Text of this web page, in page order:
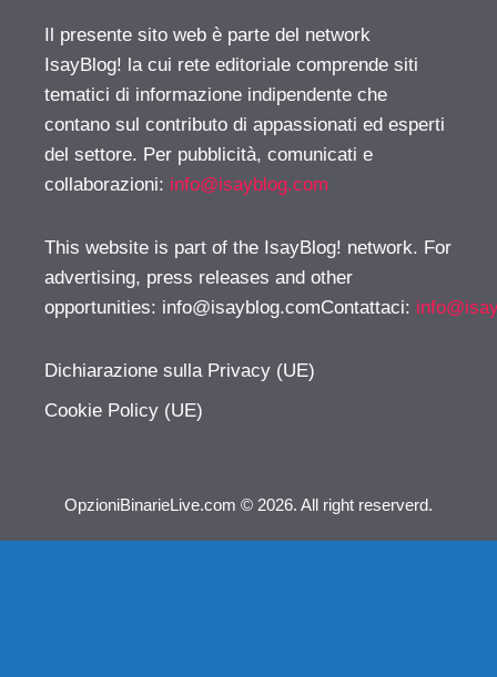
Il presente sito web è parte del network
IsayBlog! la cui rete editoriale comprende siti
tematici di informazione indipendente che
contano sul contributo di appassionati ed esperti
del settore. Per pubblicità, comunicati e
collaborazioni: info@isayblog.com
This website is part of the IsayBlog! network. For
advertising, press releases and other
opportunities: info@isayblog.comContattaci:
Dichiarazione sulla Privacy (UE)
Cookie Policy (UE)
OpzioniBinarieLive.com © 2026. All right reserverd.